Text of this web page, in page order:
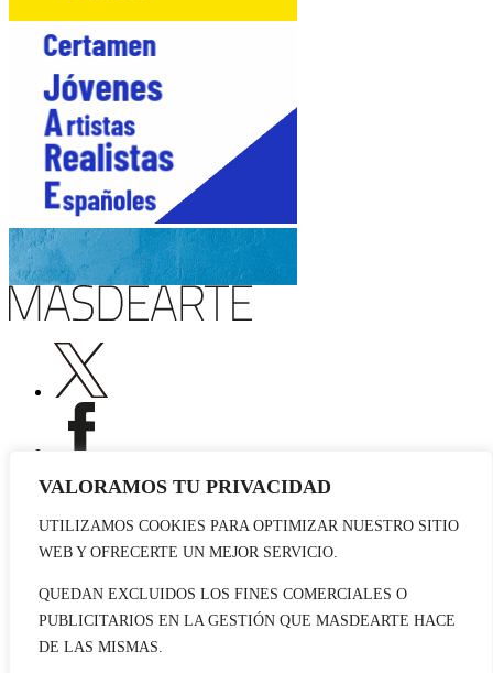
VALORAMOS TU PRIVACIDAD
UTILIZAMOS COOKIES PARA OPTIMIZAR NUESTRO SITIO
WEB Y OFRECERTE UN MEJOR SERVICIO.
QUEDAN EXCLUIDOS LOS FINES COMERCIALES O
PUBLICITARIOS EN LA GESTIÓN QUE MASDEARTE HACE
DE LAS MISMAS.
Publicidad
Contacto
© 2026 masdearte. Información de exposiciones, museos y artistas